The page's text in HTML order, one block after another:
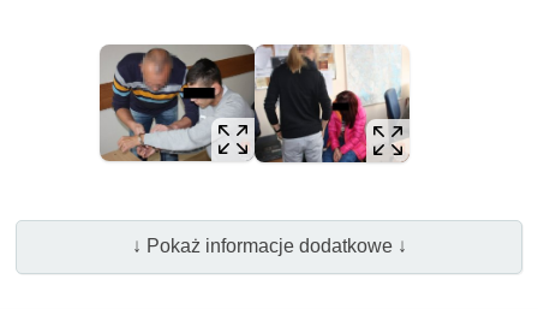
↓ Pokaż informacje dodatkowe ↓